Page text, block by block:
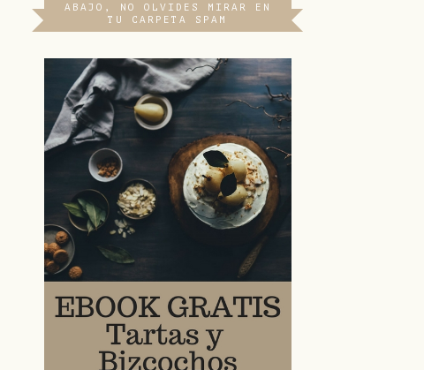
ABAJO, NO OLVIDES MIRAR EN
TU CARPETA SPAM